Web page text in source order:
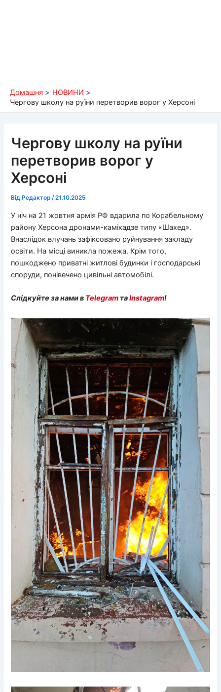
Домашня
НОВИНИ
Чергову школу на руїни перетворив ворог у Херсоні
Чергову школу на руїни
перетворив ворог у
Херсоні
Від Редактор/21.10.2025
У ніч на 21 жовтня армія РФ вдарила по Корабельному
району Херсона дронами-камікадзе типу «Шахед».
Внаслідок влучань зафіксовано руйнування закладу
освіти. На місці виникла пожежа. Крім того,
пошкоджено приватні житлові будинки і господарські
споруди, понівечено цивільні автомобілі.
Слідкуйте за нами в Telegram таInstagram!